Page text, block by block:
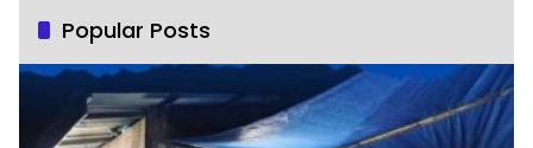
Popular Posts